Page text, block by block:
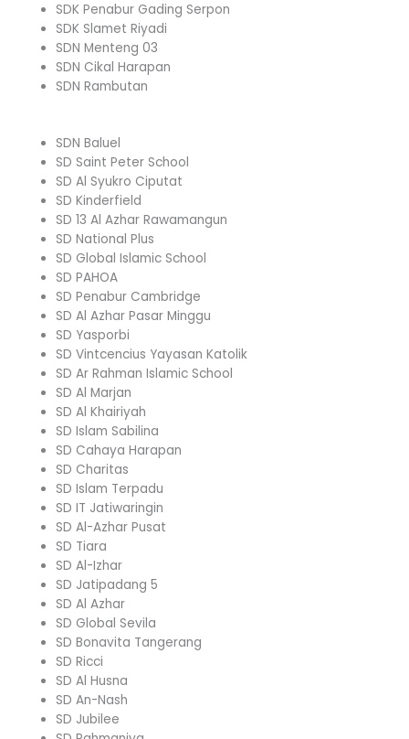
SDK Penabur Gading Serpon
SDK Slamet Riyadi
SDN Menteng 03
SDN Cikal Harapan
SDN Rambutan
SDN Baluel
SD Saint Peter School
SD Al Syukro Ciputat
SD Kinderfield
SD 13 Al Azhar Rawamangun
SD National Plus
SD Global Islamic School
SD PAHOA
SD Penabur Cambridge
SD Al Azhar Pasar Minggu
SD Yasporbi
SD Vintcencius Yayasan Katolik
SD Ar Rahman Islamic School
SD Al Marjan
SD Al Khairiyah
SD Islam Sabilina
SD Cahaya Harapan
SD Charitas
SD Islam Terpadu
SD IT Jatiwaringin
SD Al-Azhar Pusat
SD Tiara
SD Al-Izhar
SD Jatipadang 5
SD Al Azhar
SD Global Sevila
SD Bonavita Tangerang
SD Ricci
SD Al Husna
SD An-Nash
SD Jubilee